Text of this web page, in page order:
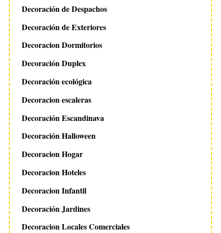
Decoración de Despachos
Decoración de Exteriores
Decoracion Dormitorios
Decoración Duplex
Decoración ecológica
Decoracion escaleras
Decoración Escandinava
Decoración Halloween
Decoracion Hogar
Decoracion Hoteles
Decoracion Infantil
Decoración Jardines
Decoracion Locales Comerciales